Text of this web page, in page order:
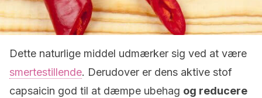
Dette naturlige middel udmærker sig ved at være
smertestillende. Derudover er dens aktive stof
capsaicin god til at dæmpe ubehag og reducere